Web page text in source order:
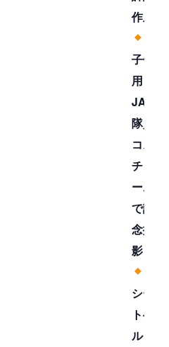
作成
子供
用
JAF
隊員
コス
チュ
ーム
で記
念撮
影
シー
トベ
ルト